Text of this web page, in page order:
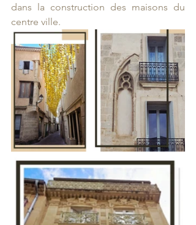
dans la construction des maisons du
centre ville.